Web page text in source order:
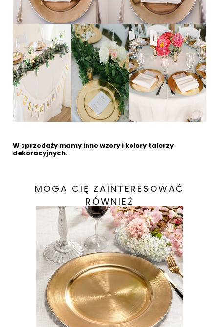
W sprzedaży mamy inne wzory i kolory talerzy
dekoracyjnych.
MOGĄ CIĘ ZAINTERESOWAĆ
RÓWNIEŻ